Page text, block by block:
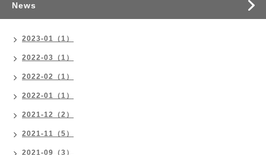
News
2023-01（1）
2022-03（1）
2022-02（1）
2022-01（1）
2021-12（2）
2021-11（5）
2021-09（3）